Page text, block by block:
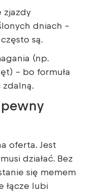
zjazdy
dniach –
są.
(np.
– bo formuła
zdalną.
oferta. Jest
działać. Bez
się memem
łącze lubi